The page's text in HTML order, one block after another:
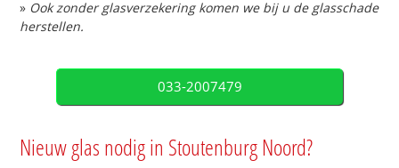
» Ook zonder glasverzekering komen we bij u de glasschade
herstellen.
033-2007479
Nieuw glas nodig in Stoutenburg Noord?